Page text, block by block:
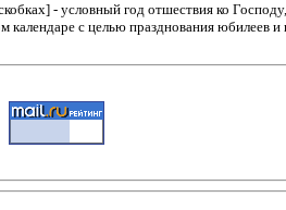
- условный год отшествия ко
календаре с целью празднования юбилеев